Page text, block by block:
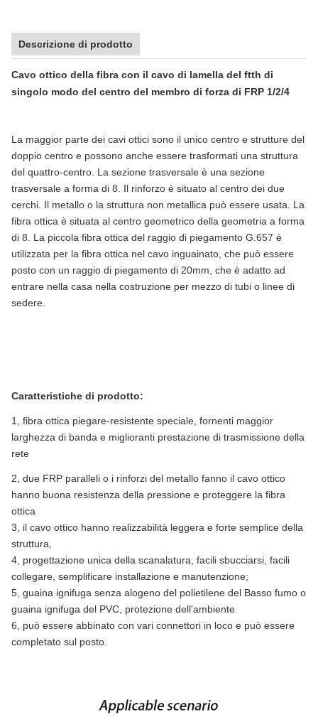
Descrizione di prodotto
Cavo ottico della fibra con il cavo di lamella del ftth di
singolo modo del centro del membro di forza di FRP 1/2/4
La maggior parte dei cavi ottici sono il unico centro e strutture del
doppio centro e possono anche essere trasformati una struttura
del quattro-centro. La sezione trasversale è una sezione
trasversale a forma di 8. Il rinforzo è situato al centro dei due
cerchi. Il metallo o la struttura non metallica può essere usata. La
fibra ottica è situata al centro geometrico della geometria a forma
di 8. La piccola fibra ottica del raggio di piegamento G.657 è
utilizzata per la fibra ottica nel cavo inguainato, che può essere
posto con un raggio di piegamento di 20mm, che è adatto ad
entrare nella casa nella costruzione per mezzo di tubi o linee di
sedere.
Caratteristiche di prodotto:
1, fibra ottica piegare-resistente speciale, fornenti maggior
larghezza di banda e miglioranti prestazione di trasmissione della
rete
2, due FRP paralleli o i rinforzi del metallo fanno il cavo ottico
hanno buona resistenza della pressione e proteggere la fibra
ottica
3, il cavo ottico hanno realizzabilità leggera e forte semplice della
struttura,
4, progettazione unica della scanalatura, facili sbucciarsi, facili
collegare, semplificare installazione e manutenzione;
5, guaina ignifuga senza alogeno del polietilene del Basso fumo o
guaina ignifuga del PVC, protezione dell'ambiente
6, può essere abbinato con vari connettori in loco e può essere
completato sul posto.